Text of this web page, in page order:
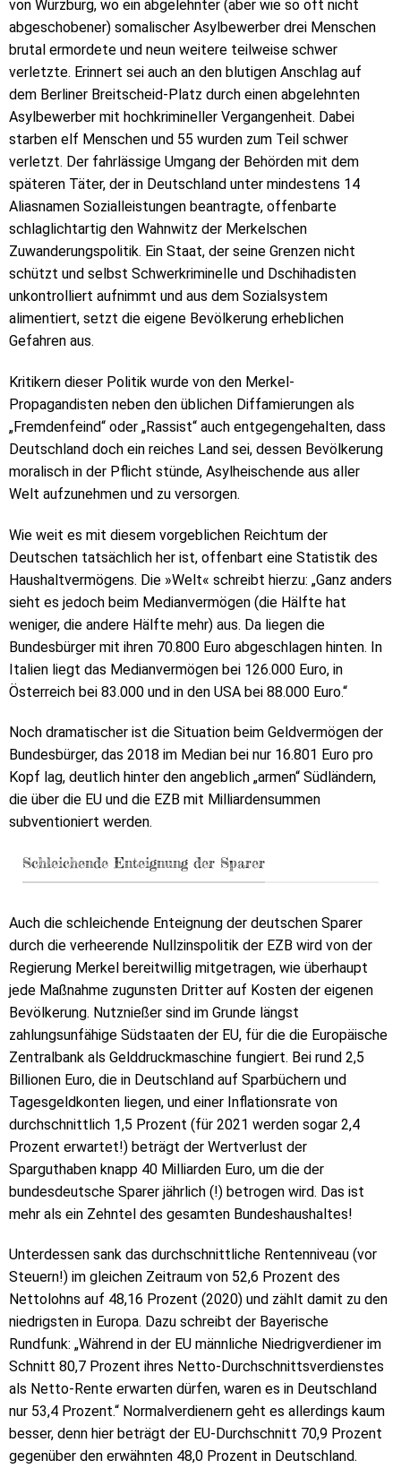
von Würzburg, wo ein abgelehnter (aber wie so oft nicht
abgeschobener) somalischer Asylbewerber drei Menschen
brutal ermordete und neun weitere teilweise schwer
verletzte. Erinnert sei auch an den blutigen Anschlag auf
dem Berliner Breitscheid-Platz durch einen abgelehnten
Asylbewerber mit hochkrimineller Vergangenheit. Dabei
starben elf Menschen und 55 wurden zum Teil schwer
verletzt. Der fahrlässige Umgang der Behörden mit dem
späteren Täter, der in Deutschland unter mindestens 14
Aliasnamen Sozialleistungen beantragte, offenbarte
schlaglichtartig den Wahnwitz der Merkelschen
Zuwanderungspolitik. Ein Staat, der seine Grenzen nicht
schützt und selbst Schwerkriminelle und Dschihadisten
unkontrolliert aufnimmt und aus dem Sozialsystem
alimentiert, setzt die eigene Bevölkerung erheblichen
Gefahren aus.
Kritikern dieser Politik wurde von den Merkel-
Propagandisten neben den üblichen Diffamierungen als
„Fremdenfeind“ oder „Rassist“ auch entgegengehalten, dass
Deutschland doch ein reiches Land sei, dessen Bevölkerung
moralisch in der Pflicht stünde, Asylheischende aus aller
Welt aufzunehmen und zu versorgen.
Wie weit es mit diesem vorgeblichen Reichtum der
Deutschen tatsächlich her ist, offenbart eine Statistik des
Haushaltvermögens. Die »Welt« schreibt hierzu: „Ganz anders
sieht es jedoch beim Medianvermögen (die Hälfte hat
weniger, die andere Hälfte mehr) aus. Da liegen die
Bundesbürger mit ihren 70.800 Euro abgeschlagen hinten. In
Italien liegt das Medianvermögen bei 126.000 Euro, in
Österreich bei 83.000 und in den USA bei 88.000 Euro.“
Noch dramatischer ist die Situation beim Geldvermögen der
Bundesbürger, das 2018 im Median bei nur 16.801 Euro pro
Kopf lag, deutlich hinter den angeblich „armen“ Südländern,
die über die EU und die EZB mit Milliardensummen
subventioniert werden.
Schleichende Enteignung der Sparer
Auch die schleichende Enteignung der deutschen Sparer
durch die verheerende Nullzinspolitik der EZB wird von der
Regierung Merkel bereitwillig mitgetragen, wie überhaupt
jede Maßnahme zugunsten Dritter auf Kosten der eigenen
Bevölkerung. Nutznießer sind im Grunde längst
zahlungsunfähige Südstaaten der EU, für die die Europäische
Zentralbank als Gelddruckmaschine fungiert. Bei rund 2,5
Billionen Euro, die in Deutschland auf Sparbüchern und
Tagesgeldkonten liegen, und einer Inflationsrate von
durchschnittlich 1,5 Prozent (für 2021 werden sogar 2,4
Prozent erwartet!) beträgt der Wertverlust der
Sparguthaben knapp 40 Milliarden Euro, um die der
bundesdeutsche Sparer jährlich (!) betrogen wird. Das ist
mehr als ein Zehntel des gesamten Bundeshaushaltes!
Unterdessen sank das durchschnittliche Rentenniveau (vor
Steuern!) im gleichen Zeitraum von 52,6 Prozent des
Nettolohns auf 48,16 Prozent (2020) und zählt damit zu den
niedrigsten in Europa. Dazu schreibt der Bayerische
Rundfunk: „Während in der EU männliche Niedrigverdiener im
Schnitt 80,7 Prozent ihres Netto-Durchschnittsverdienstes
als Netto-Rente erwarten dürfen, waren es in Deutschland
nur 53,4 Prozent.“ Normalverdienern geht es allerdings kaum
besser, denn hier beträgt der EU-Durchschnitt 70,9 Prozent
gegenüber den erwähnten 48,0 Prozent in Deutschland.